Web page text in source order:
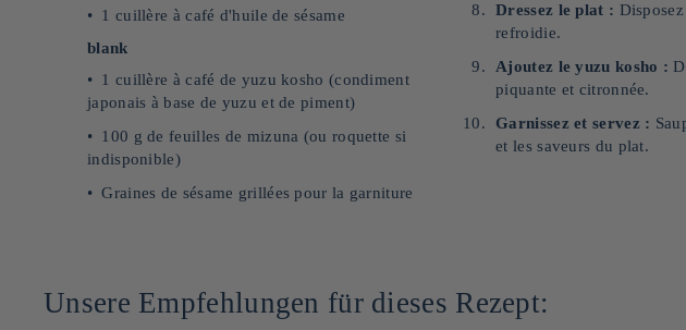
1 cuillère à café d'huile de sésame
blank
1 cuillère à café de yuzu kosho (condiment
japonais à base de yuzu et de piment)
100 g de feuilles de mizuna (ou roquette si
indisponible)
Graines de sésame grillées pour la garniture
Dressez le plat :
refroidie.
Ajoutez le yuzu kosho :
piquante et citronnée.
Garnissez et servez :
et les saveurs du plat.
Unsere Empfehlungen für dieses Rezept: